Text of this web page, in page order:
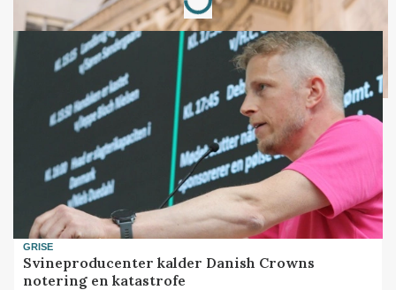
GRISE
Svineproducenter kalder Danish Crowns
notering en katastrofe